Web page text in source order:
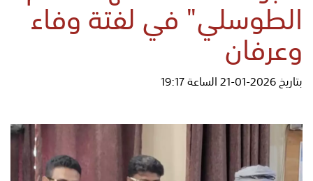
الطوسلي" في لفتة وفاء
وعرفان
بتاريخ 2026-01-21 الساعة 19:17